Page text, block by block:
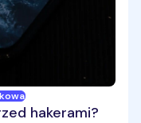
hakerami?